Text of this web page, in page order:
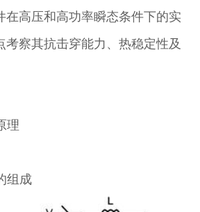
在高压和高功率瞬态条件下的实
考察其抗击穿能力、热稳定性及
理
组成